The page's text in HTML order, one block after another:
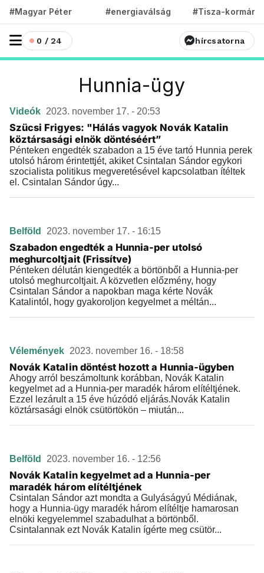
#Magyar Péter #energiaválság #Tisza-kormány
0 / 24 hírcsatorna
Hunnia-ügy
Videók 2023. november 17. - 20:53
Szücsi Frigyes: "Hálás vagyok Novák Katalin
köztársasági elnök döntéséért”
Pénteken engedték szabadon a 15 éve tartó Hunnia perek
utolsó három érintettjét, akiket Csintalan Sándor egykori
szocialista politikus megveretésével kapcsolatban ítéltek
el. Csintalan Sándor úgy...
Belföld 2023. november 17. - 16:15
Szabadon engedték a Hunnia-per utolsó
meghurcoltjait (Frissítve)
Pénteken délután kiengedték a börtönből a Hunnia-per
utolsó meghurcoltjait. A közvetlen előzmény, hogy
Csintalan Sándor a napokban maga kérte Novák
Katalintól, hogy gyakoroljon kegyelmet a méltán...
Vélemények 2023. november 16. - 18:58
Novák Katalin döntést hozott a Hunnia-ügyben
Ahogy arról beszámoltunk korábban, Novák Katalin
kegyelmet ad a Hunnia-per maradék három elítéltjének.
Ezzel lezárult a 15 éve húzódó eljárás.Novák Katalin
köztársasági elnök csütörtökön – miután...
Belföld 2023. november 16. - 12:56
Novák Katalin kegyelmet ad a Hunnia-per
maradék három elítéltjének
Csintalan Sándor azt mondta a Gulyáságyú Médiának,
hogy a Hunnia-ügy maradék három elítéltje hamarosan
elnöki kegyelemmel szabadulhat a börtönből.
Csintalannak ezt Novák Katalin ígérte meg csütör...